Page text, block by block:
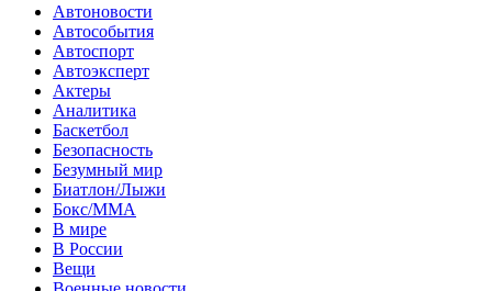
Автоновости
Автособытия
Автоспорт
Автоэксперт
Актеры
Аналитика
Баскетбол
Безопасность
Безумный мир
Биатлон/Лыжи
Бокс/MMA
В мире
В России
Вещи